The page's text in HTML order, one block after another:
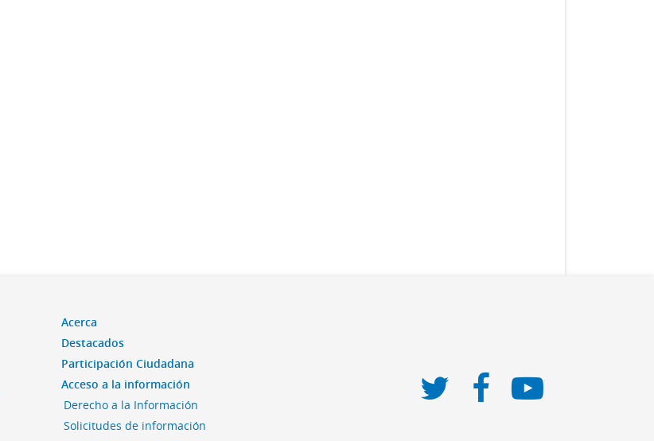
Acerca
Destacados
Participación Ciudadana
Acceso a la información
Derecho a la Información
Solicitudes de información